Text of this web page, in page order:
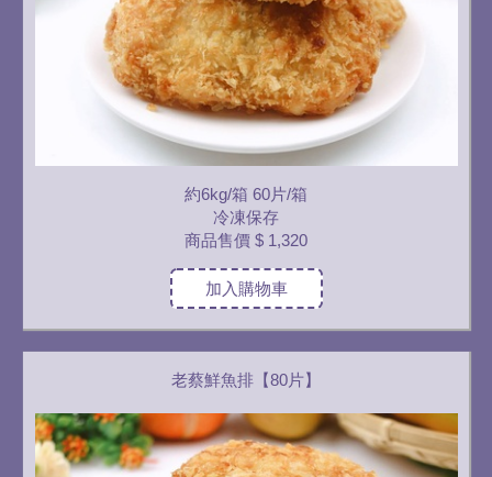
約6kg/箱 60片/箱
冷凍保存
商品售價 $ 1,320
加入購物車
老蔡鮮魚排【80片】